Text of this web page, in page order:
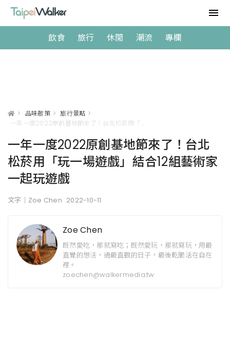
飲食 旅行 休閒 潮流 專欄
> 品味散策 > 旅行景點 >
一年一度2022原創基地節來了！台北
松菸用「玩一場遊戲」結合12組藝術家
一起玩遊戲
文字｜Zoe Chen 2022-10-11
Zoe Chen
既然愛吃，那就寫吃；既然愛玩，那就寫玩，用最
直覺的想法，過最直觀的日子，最後乾脆活在自在
裡。
zoechen@walkermedia.tw